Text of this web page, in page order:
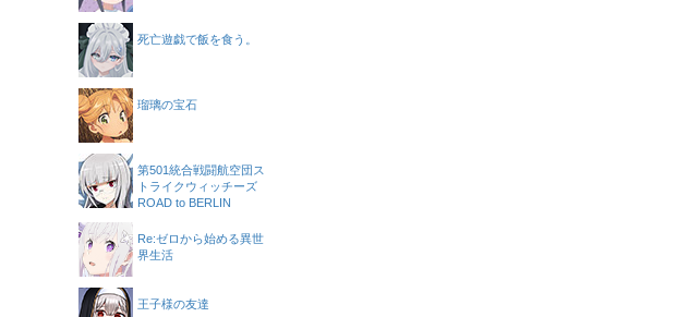
死亡遊戯で飯を食う。
瑠璃の宝石
第501統合戦闘航空団ス
トライクウィッチーズ
ROAD to BERLIN
Re:ゼロから始める異世
界生活
王子様の友達